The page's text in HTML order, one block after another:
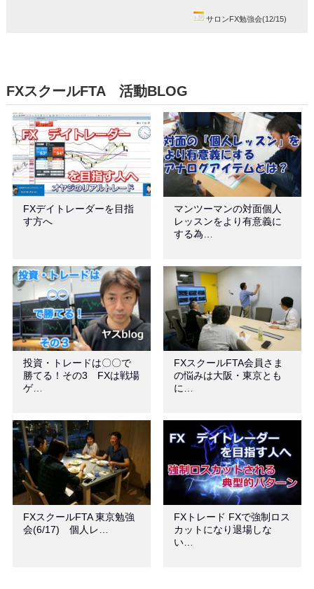
サロンFX勉強会(12/15)
FXスクールFTA 活動BLOG
FXデイトレーダーを目指
す方へ
マンツーマンの対面個人
レッスンをより有意義に
する為…
投資・トレードは〇〇で
勝てる！その3 FXは戦場
ゲ…
FXスクールFTA会員さま
の悩みは大阪・東京とも
に…
FXスクールFTA 東京勉強
会(6/17) 個人レ…
FXトレード FXで強制ロス
カットになり退場しな
い…